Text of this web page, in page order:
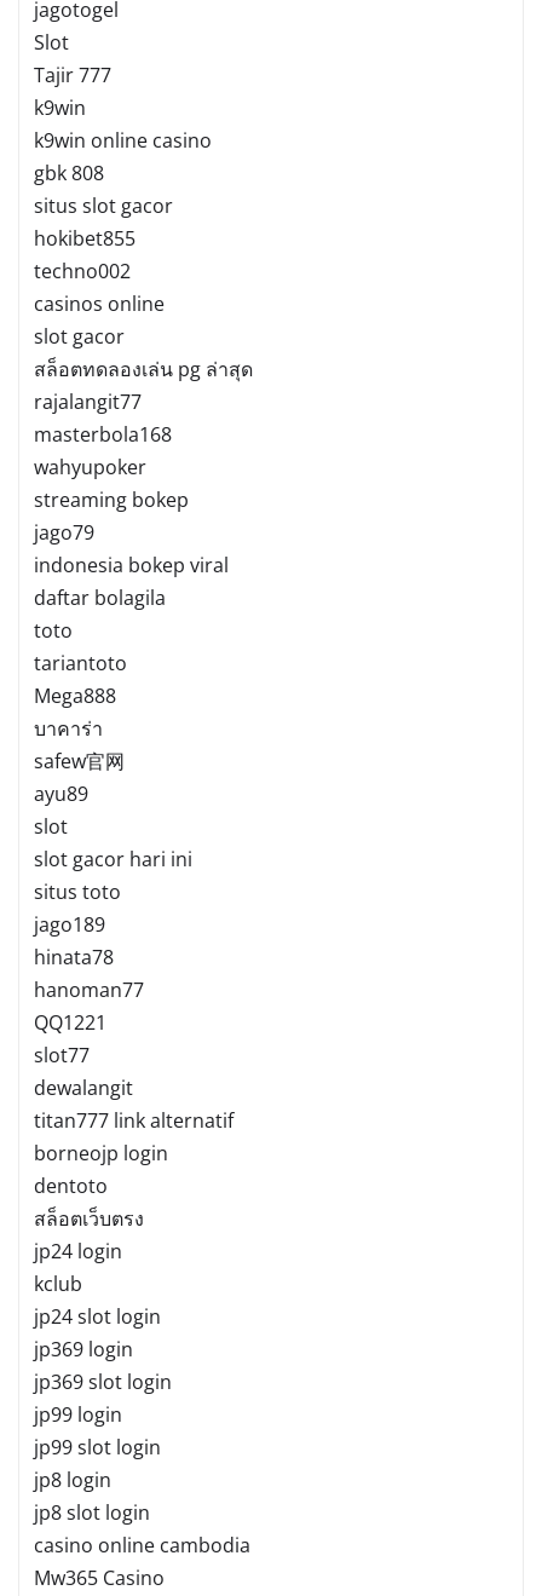
jagotogel
Slot
Tajir 777
k9win
k9win online casino
gbk 808
situs slot gacor
hokibet855
techno002
casinos online
slot gacor
สล็อตทดลองเล่น pg ล่าสุด
rajalangit77
masterbola168
wahyupoker
streaming bokep
jago79
indonesia bokep viral
daftar bolagila
toto
tariantoto
Mega888
บาคาร่า
safew官网
ayu89
slot
slot gacor hari ini
situs toto
jago189
hinata78
hanoman77
QQ1221
slot77
dewalangit
titan777 link alternatif
borneojp login
dentoto
สล็อตเว็บตรง
jp24 login
kclub
jp24 slot login
jp369 login
jp369 slot login
jp99 login
jp99 slot login
jp8 login
jp8 slot login
casino online cambodia
Mw365 Casino